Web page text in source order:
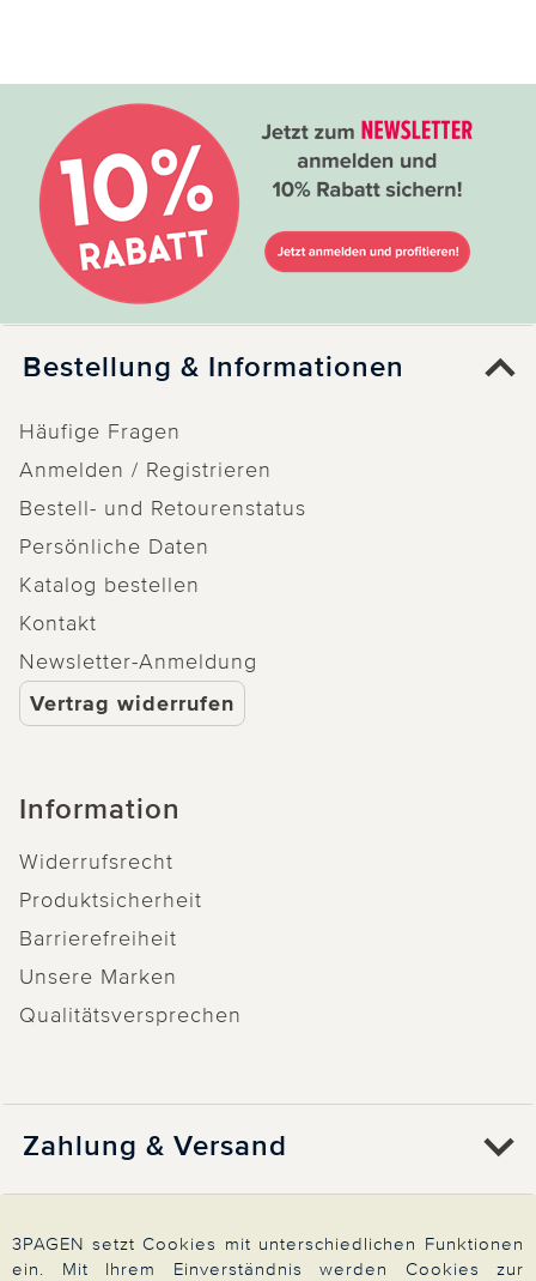
Bestellung & Informationen
Häufige Fragen
Anmelden / Registrieren
Bestell- und Retourenstatus
Persönliche Daten
Katalog bestellen
Kontakt
Newsletter-Anmeldung
Vertrag widerrufen
Information
Widerrufsrecht
Produktsicherheit
Barrierefreiheit
Unsere Marken
Qualitätsversprechen
Zahlung & Versand
Über 3PAGEN
3PAGEN setzt Cookies mit unterschiedlichen Funktionen
ein. Mit Ihrem Einverständnis werden Cookies zur